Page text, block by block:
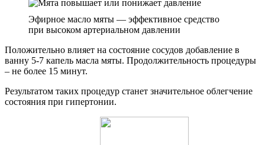
Эфирное масло мяты — эффективное средство
при высоком артериальном давлении
Положительно влияет на состояние сосудов добавление в
ванну 5-7 капель масла мяты. Продолжительность процедуры
– не более 15 минут.
Результатом таких процедур станет значительное облегчение
состояния при гипертонии.